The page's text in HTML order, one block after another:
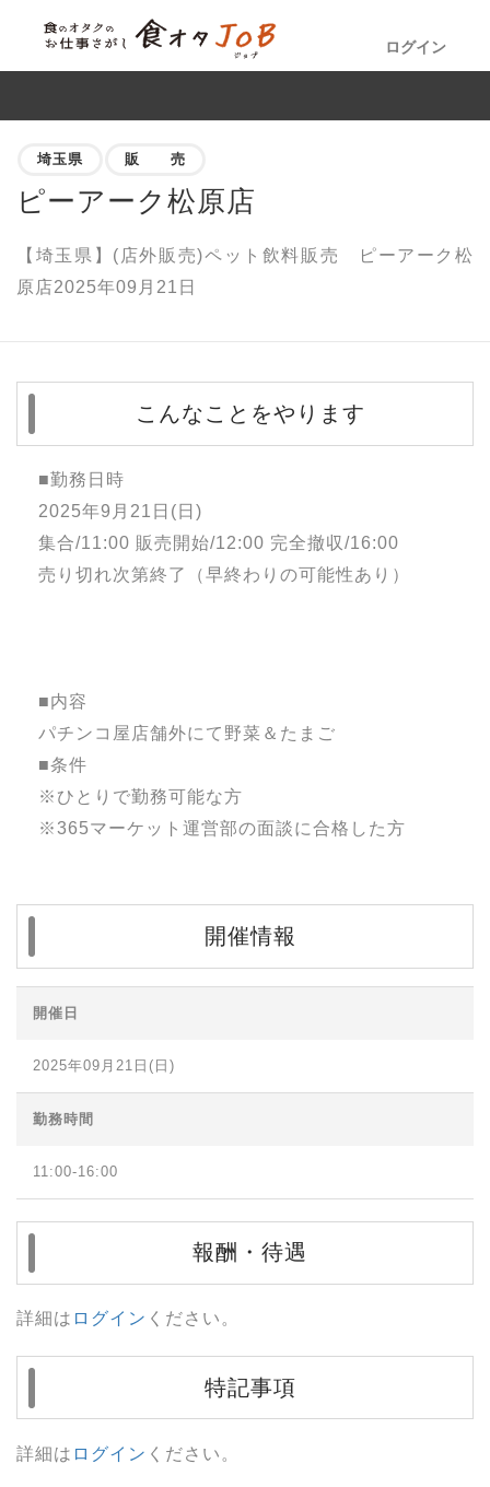
ログイン
埼玉県 販 売
ピーアーク松原店
【埼玉県】(店外販売)ペット飲料販売 ピーアーク松
原店2025年09月21日
こんなことをやります
■勤務日時
2025年9月21日(日)
集合/11:00 販売開始/12:00 完全撤収/16:00
売り切れ次第終了（早終わりの可能性あり）
■内容
パチンコ屋店舗外にて野菜＆たまご
■条件
※ひとりで勤務可能な方
※365マーケット運営部の面談に合格した方
開催情報
開催日
2025年09月21日(日)
勤務時間
11:00-16:00
報酬・待遇
詳細は ログイン ください。
特記事項
詳細は ログイン ください。